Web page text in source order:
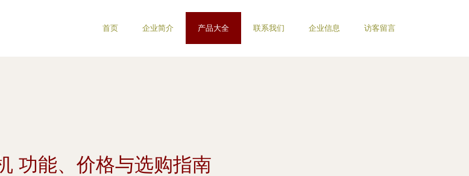
首页 企业简介 产品大全 联系我们 企业信息 访客留言
功能、价格与选购指南